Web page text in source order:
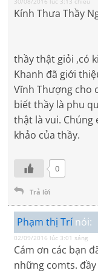
Kính Thưa
Chúng em
thầy thật giỏi ,có
Khanh đã giới
Vĩnh Thượng cho
biết thầy là phu
thật là vui.
khảo của thầy.
0
Trả lời
Phạm thị Trí nói:
02/09/2016 lúc 3:01 sáng
Cám ơn các bạn
những comts.